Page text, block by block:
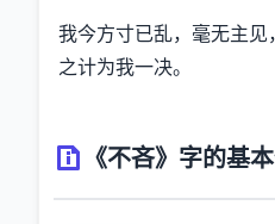
我今方寸已乱，毫无主见
之计为我一决。
《不吝》字的基